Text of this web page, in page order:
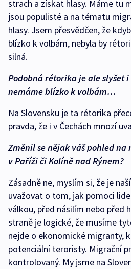
strach a získat hlasy. Máme tu
jsou populisté a na tématu
hlasy. Jsem přesvědčen, že
blízko k volbám, nebyla by
silná.
Podobná rétorika je ale slyšet i
nemáme blízko k volbám…
Na Slovensku je ta rétorika
pravda, že i v Čechách mnozí
Změnil se nějak váš pohled
v Paříži či Kolíně nad Rýnem?
Zásadně ne, myslím si, že je
uvažovat o tom, jak pomoci
válkou, před násilím nebo před
straně je logické, že musíme
nejde o ekonomické migranty,
potenciální teroristy. Migrační
kontrolovaný. My jsme na